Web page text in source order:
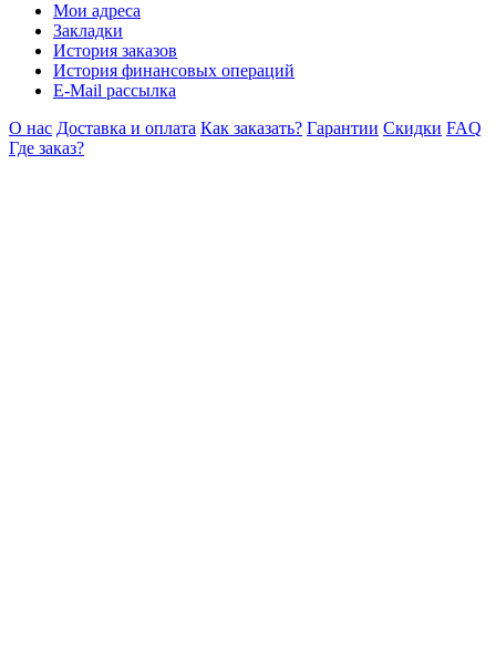
Мои адреса
Закладки
История заказов
История финансовых операций
E-Mail рассылка
О нас Доставка и оплата Как заказать? Гарантии Скидки FAQ
Где заказ?